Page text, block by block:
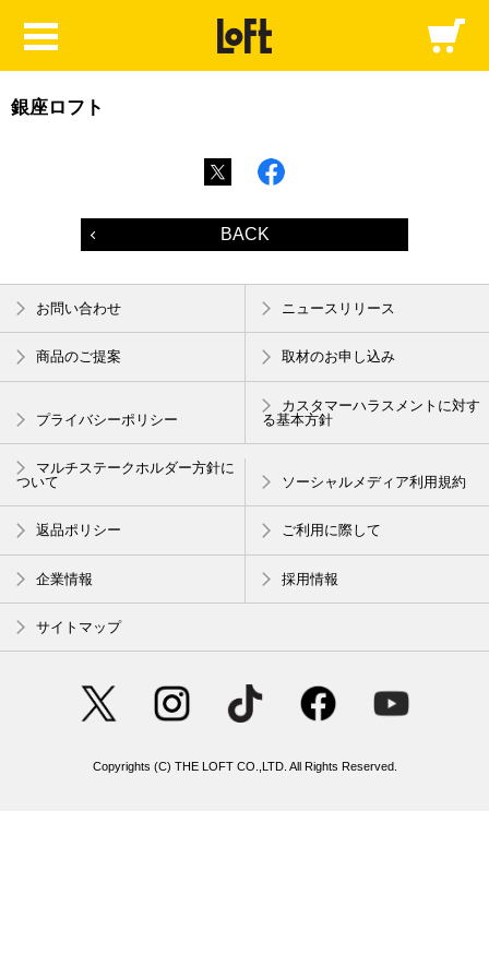
銀座ロフト
BACK
お問い合わせ ニュースリリース
商品のご提案 取材のお申し込み
プライバシーポリシー
カスタマーハラスメントに対す
る基本方針
マルチステークホルダー方針に
ついて
ソーシャルメディア利用規約
返品ポリシー ご利用に際して
企業情報 採用情報
サイトマップ
Copyrights (C) THE LOFT CO.,LTD. All Rights Reserved.